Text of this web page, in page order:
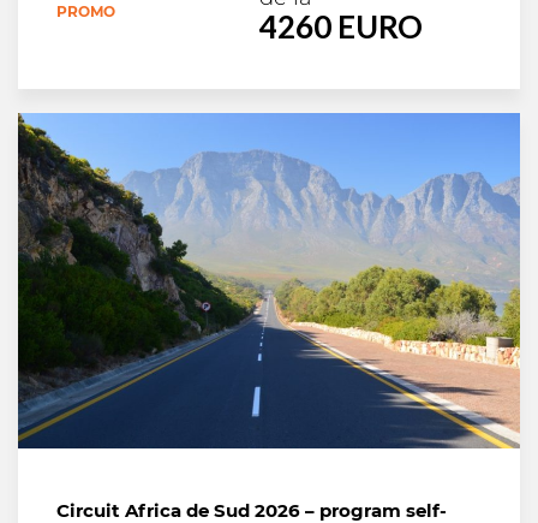
PROMO 4260 EURO
Circuit Africa de Sud 2026 – program self-